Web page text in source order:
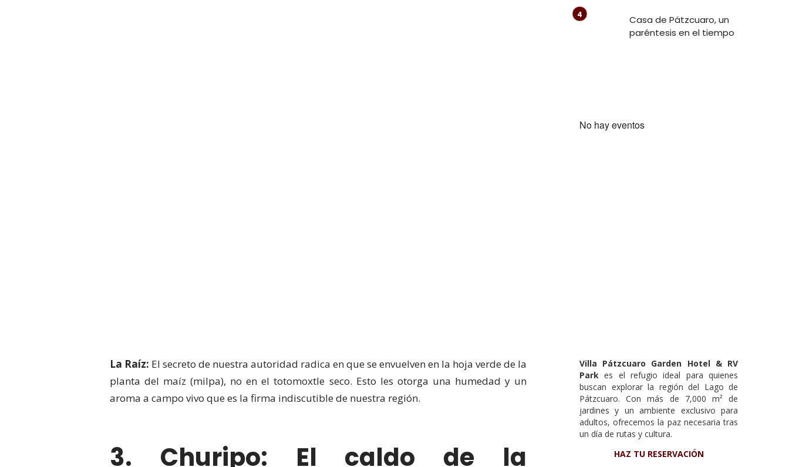
La Raíz: El secreto de nuestra autoridad radica en que se envuelven en la hoja verde de la
planta del maíz (milpa), no en el totomoxtle seco. Esto les otorga una humedad y un
aroma a campo vivo que es la firma indiscutible de nuestra región.
3. Churipo: El caldo de la
Casa de Pátzcuaro, un
paréntesis en el tiempo
No hay eventos
Villa Pátzcuaro Garden Hotel & RV
Park es el refugio ideal para quienes
buscan explorar la región del Lago de
Pátzcuaro. Con más de 7,000 m² de
jardines y un ambiente exclusivo para
adultos, ofrecemos la paz necesaria tras
un día de rutas y cultura.
HAZ TU RESERVACIÓN